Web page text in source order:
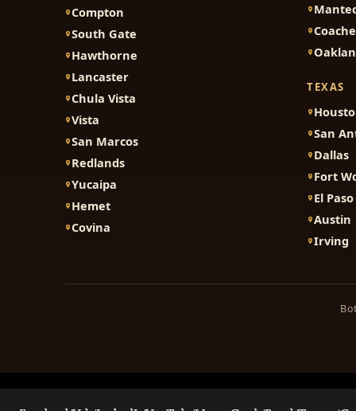
Compton
South Gate
Hawthorne
Lancaster
Chula Vista
Vista
San Marcos
Redlands
Yucaipa
Hemet
Covina
TEXAS
San
Dallas
Fort
El Paso
Austin
Irving